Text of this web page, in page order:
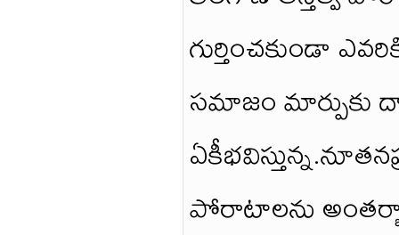
గుర్తించకుండా
సమాజం మార్పుకు
పోరాటాలను